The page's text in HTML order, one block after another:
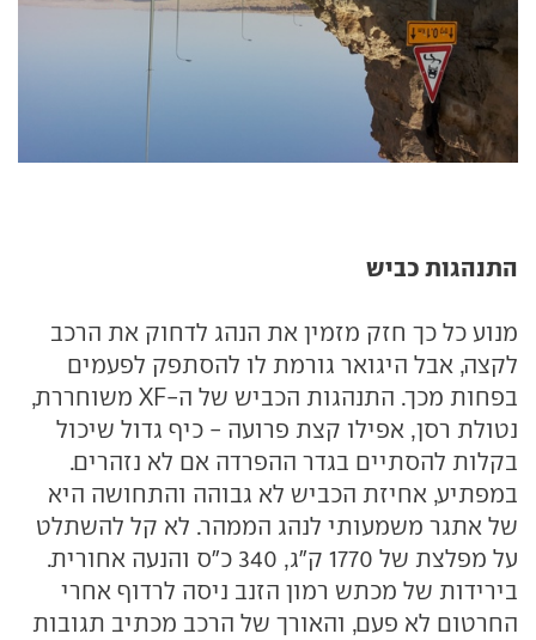
התנהגות כביש
מנוע כל כך חזק מזמין את הנהג לדחוק את הרכב
לקצה, אבל היגואר גורמת לו להסתפק לפעמים
בפחות מכך. התנהגות הכביש של ה-XF משוחררת,
נטולת רסן, אפילו קצת פרועה - כיף גדול שיכול
בקלות להסתיים בגדר ההפרדה אם לא נזהרים.
במפתיע, אחיזת הכביש לא גבוהה והתחושה היא
של אתגר משמעותי לנהג הממהר. לא קל להשתלט
על מפלצת של 1770 ק"ג, 340 כ"ס והנעה אחורית.
בירידות של מכתש רמון הזנב ניסה לרדוף אחרי
החרטום לא פעם, והאורך של הרכב מכתיב תגובות